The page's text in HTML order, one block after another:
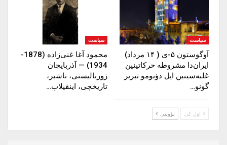
سیاست
آوگوستون ۵-ی ( ۱۴ مرداد)
ایران‌دا مشروطه حرکاتینین
غلبه‌سینین ایل دؤنومو تبریز
گونو…
سیاست
محمود آغا غنی‌زاده (1878-
1934) — آذربایجان
ژورنالیستی، ناشیر،
تاریخچی، اینقیلاب…
اول کی نؤوبتی